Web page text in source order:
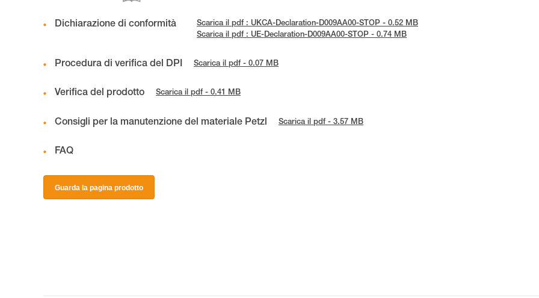
Dichiarazione di conformità
Scarica il pdf : UKCA-Declaration-D009AA00-STOP - 0.52 MB
Scarica il pdf : UE-Declaration-D009AA00-STOP - 0.74 MB
Procedura di verifica del DPI Scarica il pdf - 0.07 MB
Verifica del prodotto Scarica il pdf - 0.41 MB
Consigli per la manutenzione del materiale Petzl Scarica il pdf - 3.57 MB
FAQ
Guarda la pagina prodotto